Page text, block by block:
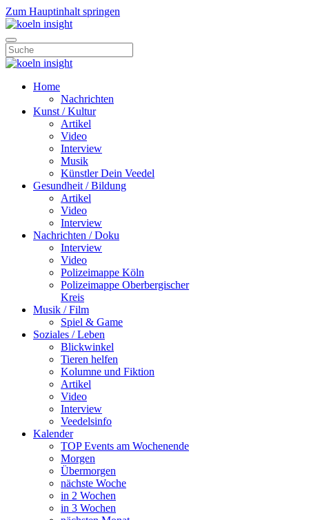
Zum Hauptinhalt springen
Home
Nachrichten
Kunst / Kultur
Artikel
Video
Interview
Musik
Künstler Dein Veedel
Gesundheit / Bildung
Artikel
Video
Interview
Nachrichten / Doku
Interview
Video
Polizeimappe Köln
Polizeimappe Oberbergischer
Kreis
Musik / Film
Spiel & Game
Soziales / Leben
Blickwinkel
Tieren helfen
Kolumne und Fiktion
Artikel
Video
Interview
Veedelsinfo
Kalender
TOP Events am Wochenende
Morgen
Übermorgen
nächste Woche
in 2 Wochen
in 3 Wochen